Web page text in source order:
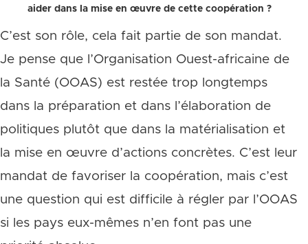
aider dans la mise en œuvre de cette coopération ?
C’est son rôle, cela fait partie de son mandat.
Je pense que l’Organisation Ouest-africaine de
la Santé (OOAS) est restée trop longtemps
dans la préparation et dans l’élaboration de
politiques plutôt que dans la matérialisation et
la mise en œuvre d’actions concrètes. C’est leur
mandat de favoriser la coopération, mais c’est
une question qui est difficile à régler par l’OOAS
si les pays eux-mêmes n’en font pas une